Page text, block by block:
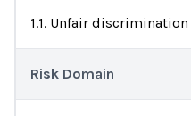
1.1. Unfair
Risk Domain